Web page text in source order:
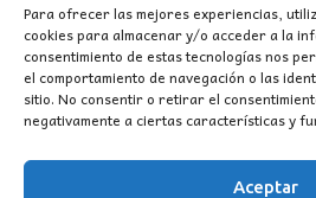
Para ofrecer las mejores experiencias,
cookies para almacenar y/o acceder a la
consentimiento de estas tecnologías nos
el comportamiento de navegación o las
sitio. No consentir o retirar el
negativamente a ciertas características y
Aceptar